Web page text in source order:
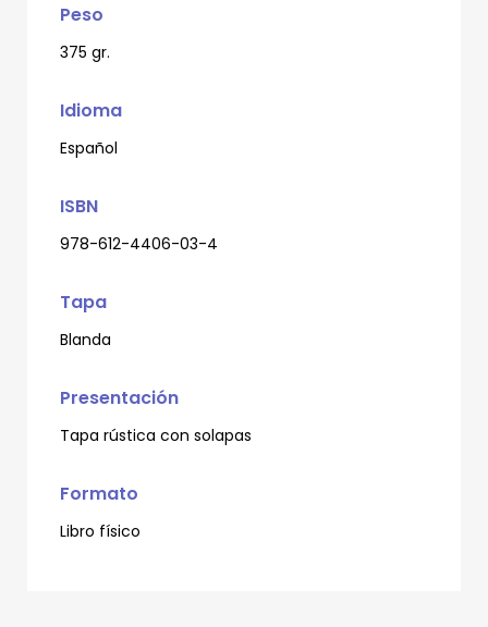
Peso
375 gr.
Idioma
Español
ISBN
978-612-4406-03-4
Tapa
Blanda
Presentación
Tapa rústica con solapas
Formato
Libro físico